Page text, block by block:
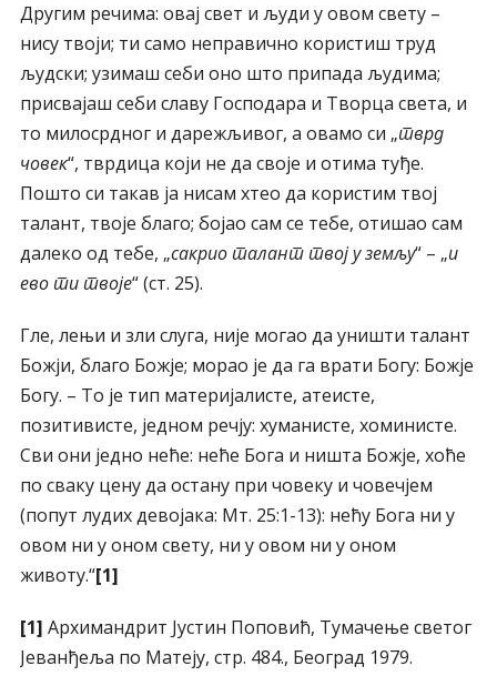
Другим речима: овај свет и људи у овом свету –
нису твоји; ти само неправично користиш труд
људски; узимаш себи оно што припада људима;
присвајаш себи славу Господара и Творца света, и
то милосрдног и дарежљивог, а овамо си „тврд
човек“, тврдица који не да своје и отима туђе.
Пошто си такав ја нисам хтео да користим твој
талант, твоје благо; бојао сам се тебе, отишао сам
далеко од тебе, „сакрио талант твој у земљу“ – „и
ево ти твоје“ (ст. 25).
Гле, лењи и зли слуга, није могао да уништи талант
Божји, благо Божје; морао је да га врати Богу: Божје
Богу. – То је тип материјалисте, атеисте,
позитивисте, једном речју: хуманисте, хоминисте.
Сви они једно неће: неће Бога и ништа Божје, хоће
по сваку цену да остану при човеку и човечјем
(попут лудих девојака: Мт. 25:1-13): нећу Бога ни у
овом ни у оном свету, ни у овом ни у оном
животу.“[1]
[1] Архимандрит Јустин Пoповић, Тумачење светог
Јеванђеља по Матеју, стр. 484., Београд 1979.